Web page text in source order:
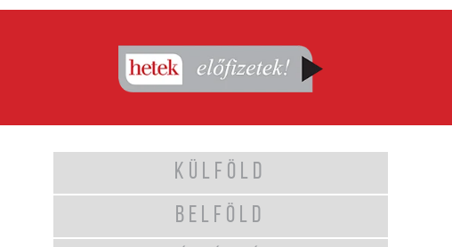
KÜLFÖLD
BELFÖLD